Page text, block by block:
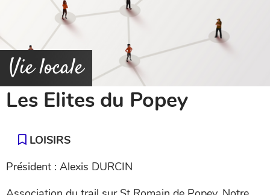
Vie locale
Les Elites du Popey
LOISIRS
Président : Alexis DURCIN